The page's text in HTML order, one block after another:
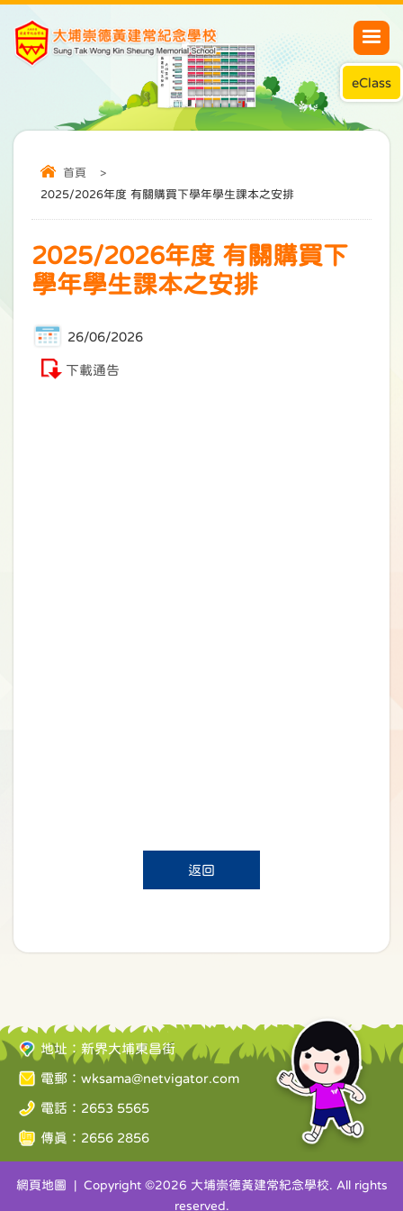
eClass
首頁
>
2025/2026年度 有關購買下學年學生課本之安排
2025/2026年度 有關購買下
學年學生課本之安排
26/06/2026
下載通告
返回
地址：新界大埔東昌街
電郵： wksama@netvigator.com
電話：2653 5565
傳真：2656 2856
網頁地圖 | Copyright ©2026 大埔崇德黃建常紀念學校. All rights
reserved.